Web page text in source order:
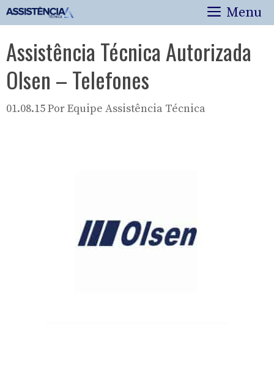
Pular
para
conteúdo
Menu
Assistência Técnica Autorizada
Olsen – Telefones
01.08.15PorEquipe Assistência Técnica